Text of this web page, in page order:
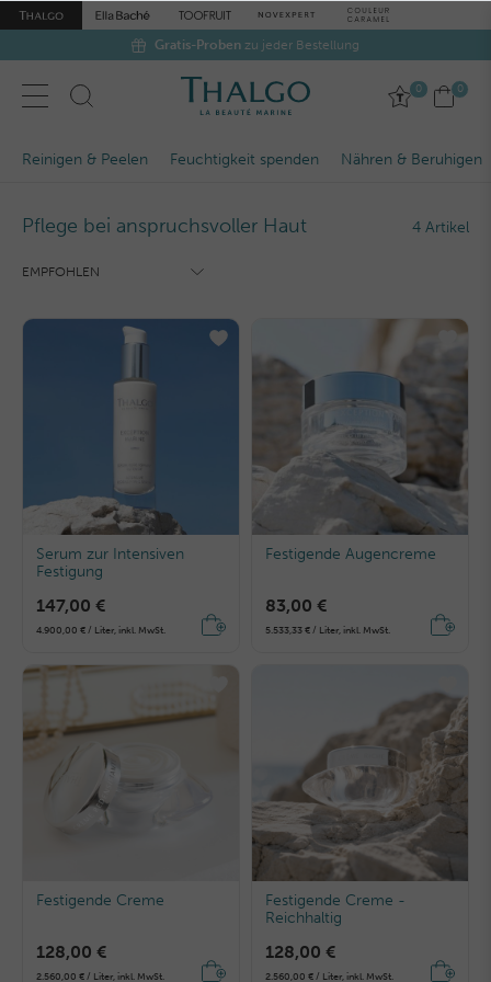
Gratis-Proben zu jeder Bestellung
0 0
Reinigen & Peelen Feuchtigkeit spenden Nähren & Beruhigen
Pflege bei anspruchsvoller Haut 4 Artikel
Serum zur Intensiven
Festigung
147,00 €
4.900,00 € / Liter, inkl. MwSt.
Festigende Augencreme
83,00 €
5.533,33 € / Liter, inkl. MwSt.
Festigende Creme
128,00 €
2.560,00 € / Liter, inkl. MwSt.
Festigende Creme -
Reichhaltig
128,00 €
2.560,00 € / Liter, inkl. MwSt.